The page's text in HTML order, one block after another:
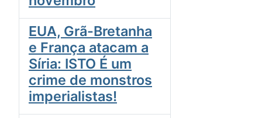
EUA, Grã-Bretanha
e França atacam a
Síria: ISTO É um
crime de monstros
imperialistas!